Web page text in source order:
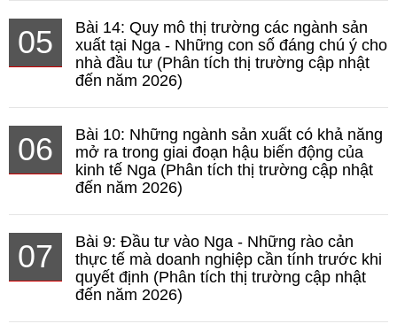
05
Bài 14: Quy mô thị trường các ngành sản
xuất tại Nga - Những con số đáng chú ý cho
nhà đầu tư (Phân tích thị trường cập nhật
đến năm 2026)
06
Bài 10: Những ngành sản xuất có khả năng
mở ra trong giai đoạn hậu biến động của
kinh tế Nga (Phân tích thị trường cập nhật
đến năm 2026)
07
Bài 9: Đầu tư vào Nga - Những rào cản
thực tế mà doanh nghiệp cần tính trước khi
quyết định (Phân tích thị trường cập nhật
đến năm 2026)